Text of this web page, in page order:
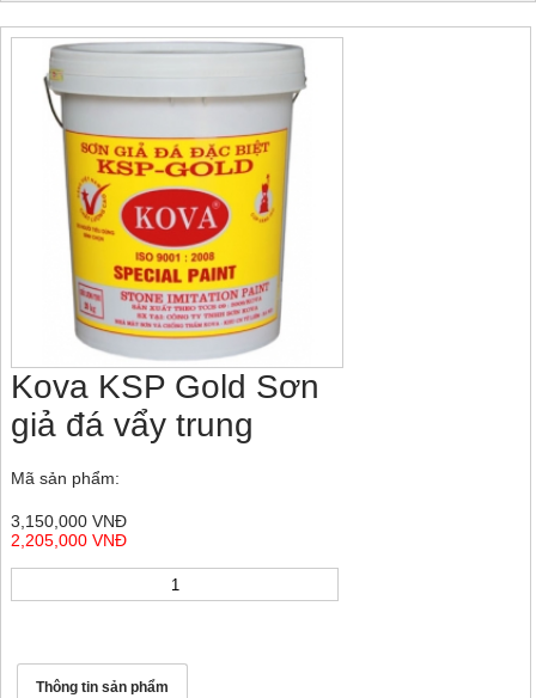
Kova KSP Gold Sơn
giả đá vẩy trung
Mã sản phẩm:
3,150,000 VNĐ
2,205,000 VNĐ
Thông tin sản phẩm